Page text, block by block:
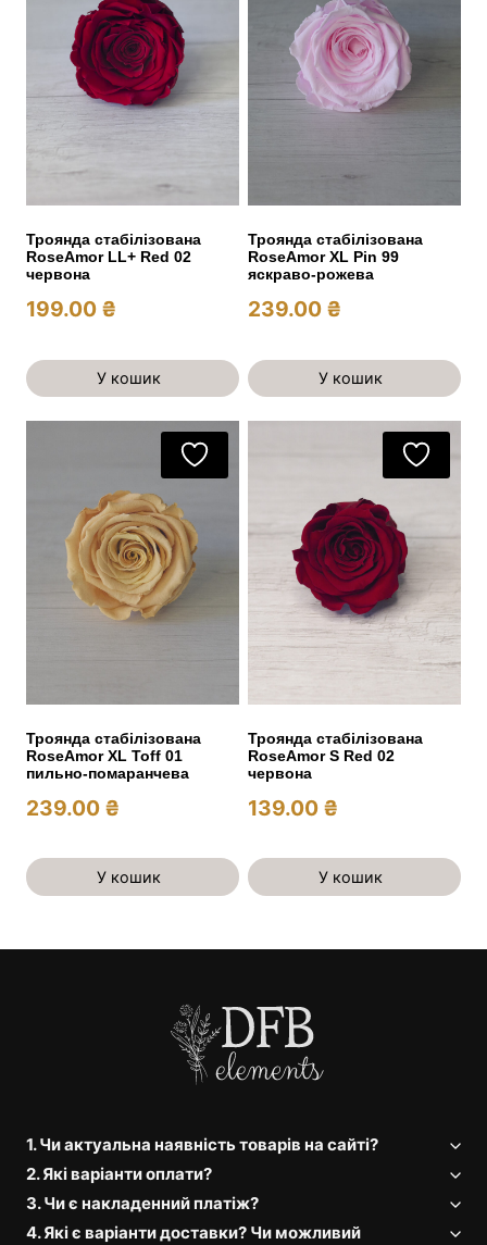
Троянда стабілізована
RoseAmor LL+ Red 02
червона
199.00 ₴
У кошик
Троянда стабілізована
RoseAmor XL Pin 99
яскраво-рожева
239.00 ₴
У кошик
Троянда стабілізована
RoseAmor XL Toff 01
пильно-помаранчева
239.00 ₴
У кошик
Троянда стабілізована
RoseAmor S Red 02
червона
139.00 ₴
У кошик
1. Чи актуальна наявність товарів на сайті?
2. Які варіанти оплати?
3. Чи є накладенний платіж?
4. Які є варіанти доставки? Чи можливий